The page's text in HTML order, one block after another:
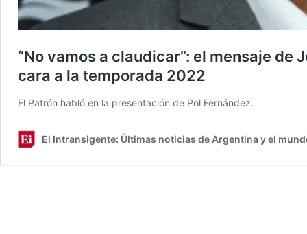
“No vamos a claudicar”: el mensaje de
cara a la temporada 2022
El Patrón habló en la presentación de Pol Fernández.
El Intransigente: Últimas noticias de Argentina y el